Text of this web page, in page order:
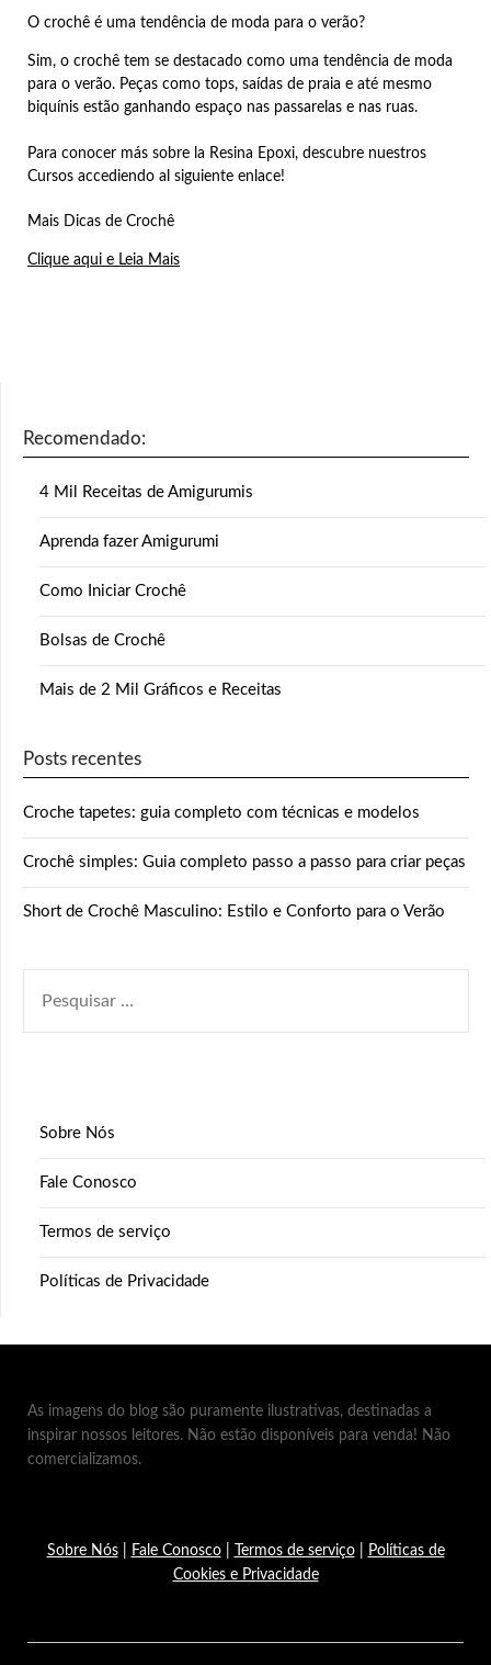
O crochê é uma tendência de moda para o verão?
Sim, o crochê tem se destacado como uma tendência de moda
para o verão. Peças como tops, saídas de praia e até mesmo
biquínis estão ganhando espaço nas passarelas e nas ruas.
Para conocer más sobre la Resina Epoxi, descubre nuestros
Cursos accediendo al siguiente enlace!
Mais Dicas de Crochê
Clique aqui e Leia Mais
Recomendado:
4 Mil Receitas de Amigurumis
Aprenda fazer Amigurumi
Como Iniciar Crochê
Bolsas de Crochê
Mais de 2 Mil Gráficos e Receitas
Posts recentes
Croche tapetes: guia completo com técnicas e modelos
Crochê simples: Guia completo passo a passo para criar peças
Short de Crochê Masculino: Estilo e Conforto para o Verão
POR:
Sobre Nós
Fale Conosco
Termos de serviço
Políticas de Privacidade
As imagens do blog são puramente ilustrativas, destinadas a
inspirar nossos leitores. Não estão disponíveis para venda! Não
comercializamos.
Sobre Nós| Fale Conosco| Termos de serviço|
Políticas de
Cookies e Privacidade